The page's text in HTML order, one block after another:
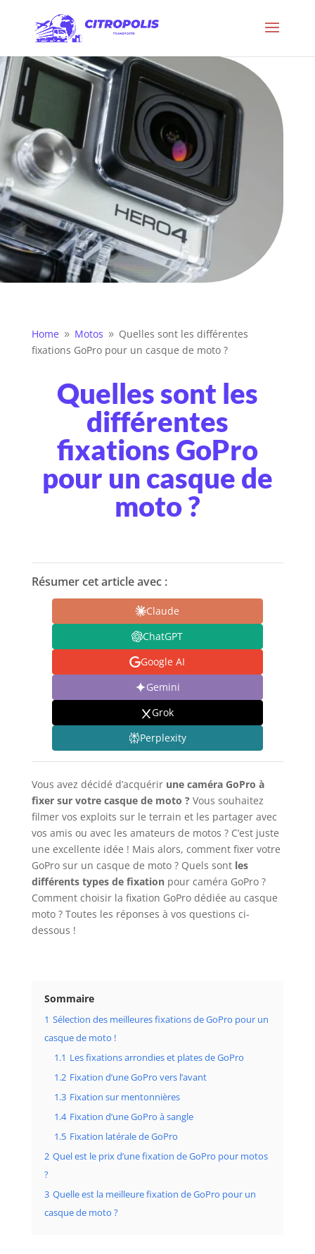
Home 9 Motos 9 Quelles sont les différentes
fixations GoPro pour un casque de moto ?
Quelles sont les
différentes
fixations GoPro
pour un casque de
moto ?
Résumer cet article avec :
Claude
ChatGPT
Google AI
Gemini
Grok
Perplexity
Vous avez décidé d’acquérir une caméra GoPro à
fixer sur votre casque de moto ?Vous souhaitez
filmer vos exploits sur le terrain et les partager avec
vos amis ou avec les amateurs de motos ? C’est juste
une excellente idée ! Mais alors, comment fixer votre
GoPro sur un casque de moto ? Quels sont les
différents types de fixationpour caméra GoPro ?
Comment choisir la fixation GoPro dédiée au casque
moto ? Toutes les réponses à vos questions ci-
dessous !
Sommaire
1 Sélection des meilleures fixations de GoPro pour un
casque de moto !
1.1 Les fixations arrondies et plates de GoPro
1.2 Fixation d’une GoPro vers l’avant
1.3 Fixation sur mentonnières
1.4 Fixation d’une GoPro à sangle
1.5 Fixation latérale de GoPro
2 Quel est le prix d’une fixation de GoPro pour motos
?
3 Quelle est la meilleure fixation de GoPro pour un
casque de moto ?